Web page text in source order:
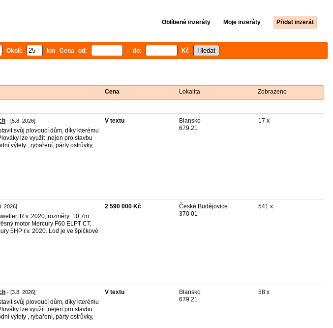
Oblíbené inzeráty Moje inzeráty Přidat inzerát
Okolí: km Cena od: - do: Kč
Cena Lokalita Zobrazeno
- [5.8. 2026]
svůj plovoucí dům, díky kterému
lze využít ,nejen pro stavbu
výlety , rybaření, párty ostrůvky,
V textu
Blansko
679 21
17 x
2026]
R.v. 2020, rozměry: 10,7m
motor Mercury F60 ELPT CT,
5HP r.v. 2020. Loď je ve špičkové
2 590 000 Kč
České Budějovice
370 01
541 x
- [3.8. 2026]
svůj plovoucí dům, díky kterému
lze využít ,nejen pro stavbu
výlety , rybaření, párty ostrůvky,
V textu
Blansko
679 21
58 x